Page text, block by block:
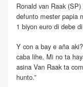
Ronald van Raak
defunto mester papia
1 biyon euro di debe
Y con a bay e aña
caba lihe. Mi no ta
asina Van Raak ta
hunto.”